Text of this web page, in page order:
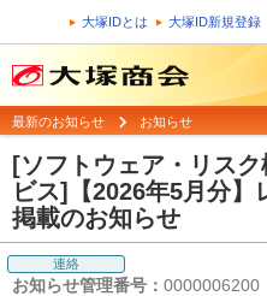
大塚IDとは 大塚ID新規登録
最新のお知らせ お知らせ
[ソフトウェア・リス
ビス]【2026年5月分】
掲載のお知らせ
連絡
お知らせ管理番号： 0000006200